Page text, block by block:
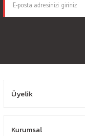
Üyelik
Kurumsal